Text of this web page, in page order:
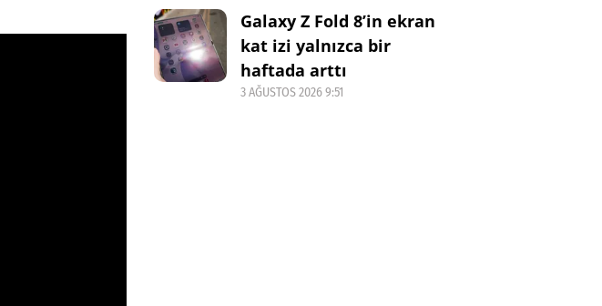
Galaxy Z Fold 8’in ekran
kat izi yalnızca bir
haftada arttı
3 AĞUSTOS 2026 9:51